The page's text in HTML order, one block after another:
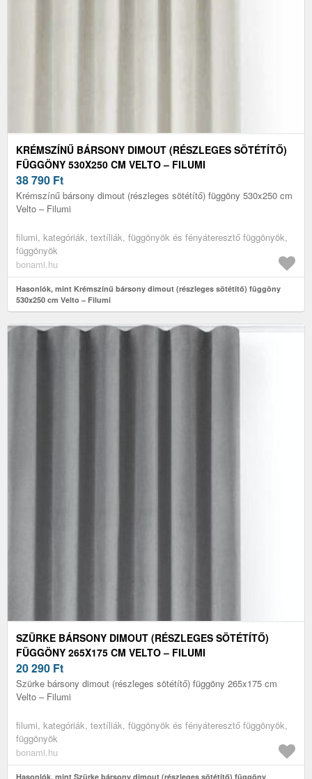
KRÉMSZÍNŰ BÁRSONY DIMOUT (RÉSZLEGES SÖTÉTÍTŐ)
FÜGGÖNY 530X250 CM VELTO – FILUMI
38 790 Ft
Krémszínű bársony dimout (részleges sötétítő) függöny 530x250 cm
Velto – Filumi
filumi, kategóriák, textíliák, függönyök és fényáteresztő függönyök,
függönyök
bonami.hu
Hasonlók, mint Krémszínű bársony dimout (részleges sötétítő) függöny
530x250 cm Velto – Filumi
SZÜRKE BÁRSONY DIMOUT (RÉSZLEGES SÖTÉTÍTŐ)
FÜGGÖNY 265X175 CM VELTO – FILUMI
20 290 Ft
Szürke bársony dimout (részleges sötétítő) függöny 265x175 cm
Velto – Filumi
filumi, kategóriák, textíliák, függönyök és fényáteresztő függönyök,
függönyök
bonami.hu
Hasonlók, mint Szürke bársony dimout (részleges sötétítő) függöny